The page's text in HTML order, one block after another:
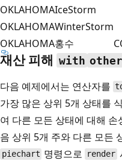
OKLAHOMAIceStorm
OKLAHOMAWinterStorm
OKLAHOMA홍수
재산 피해 with
다음 예제에서는 연산자를
가장 많은 상위 5개 상태를
여 다른 모든 상태에 대해
음 상위 5개 주와 다른 모든
piechart 명령으로 render